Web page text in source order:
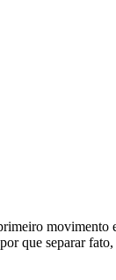
movimento
que separar